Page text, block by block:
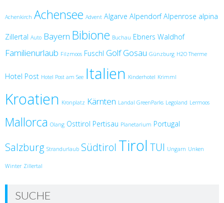
Achenkirch Achensee Advent Algarve Alpendorf Alpenrose alpina
Zillertal Auto Bayern Bibione Buchau Ebners Waldhof
Familienurlaub Filzmoos Fuschl Golf Gosau Günzburg H2O Therme
Hotel Post Hotel Post am See Italien Kinderhotel Krimml
Kroatien Kronplatz Kärnten Landal GreenParks Legoland Lermoos
Mallorca Olang Osttirol Pertisau Planetarium Portugal
Salzburg Strandurlaub Südtirol Tirol TUI Ungarn Unken
Winter Zillertal
SUCHE